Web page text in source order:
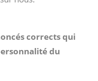
corrects qui
du